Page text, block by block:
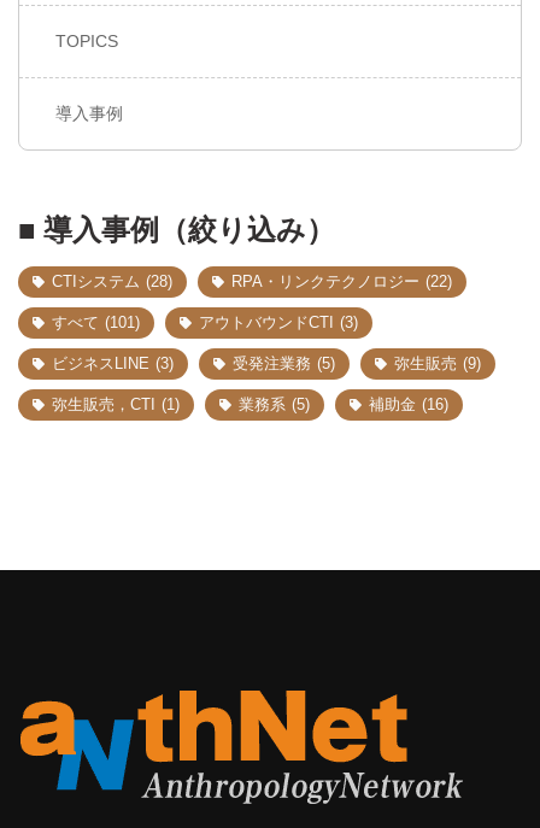
TOPICS
導入事例
■ 導入事例（絞り込み）
CTIシステム (28) RPA・リンクテクノロジー (22)
すべて (101) アウトバウンドCTI (3)
ビジネスLINE (3) 受発注業務 (5) 弥生販売 (9)
弥生販売，CTI (1) 業務系 (5) 補助金 (16)